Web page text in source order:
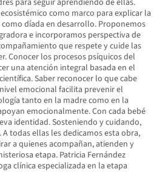
como marco para explicar la
díada en desarrollo. Proponemos
e incorporamos perspectiva de
que respete y cuide las
Conocer los procesos psíquicos del
una atención integral basada en el
Saber reconocer lo que cabe
emocional facilita prevenir el
tanto en la madre como en la
emocionalmente. Con cada bebé
identidad. Sosteniendo y cuidando,
todas ellas les dedicamos esta obra,
a quienes acompañan, atienden y
etapa. Patricia Fernández
clínica especializada en la etapa